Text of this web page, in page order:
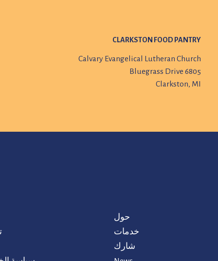
CLARKSTON FOOD PANTRY
Calvary Evangelical Lutheran Church
6805 Bluegrass Drive
Clarkston, MI
حول
خدمات
شارك